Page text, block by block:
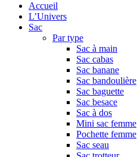
Accueil
L’Univers
Sac
Par type
Sac à main
Sac cabas
Sac banane
Sac bandoulière
Sac baguette
Sac besace
Sac à dos
Mini sac femme
Pochette femme
Sac seau